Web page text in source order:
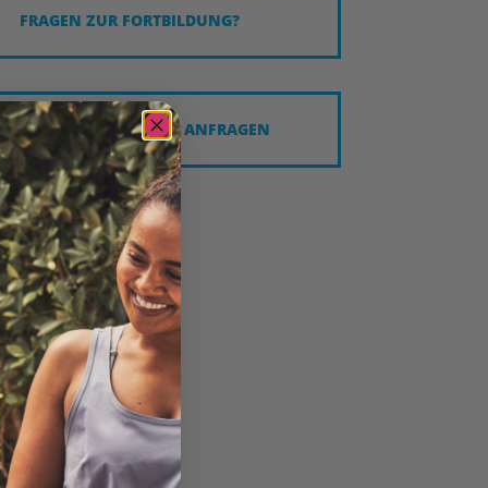
FRAGEN ZUR FORTBILDUNG?
INHOUSESCHULUNG ANFRAGEN